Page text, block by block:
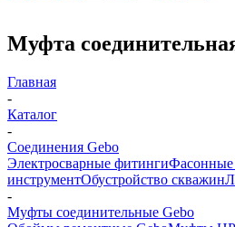
Муфта
Главная
-
Каталог
-
Соединения Gebo
Электросварные фитингиФасонные
инструментОбустройство скважин
-
Муфты соединительные Gebo